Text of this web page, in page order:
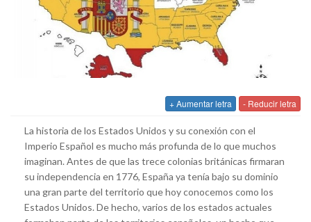
+ Aumentar letra - Reducir letra
La historia de los Estados Unidos y su conexión con el
Imperio Español es mucho más profunda de lo que muchos
imaginan. Antes de que las trece colonias británicas firmaran
su independencia en 1776, España ya tenía bajo su dominio
una gran parte del territorio que hoy conocemos como los
Estados Unidos. De hecho, varios de los estados actuales